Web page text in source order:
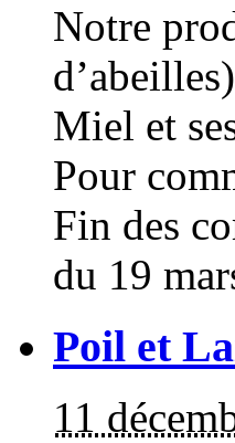
Notre
Miel et
Pour
Fin des
du 19
Poil et
11